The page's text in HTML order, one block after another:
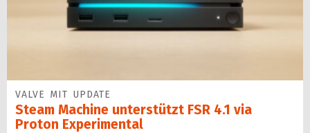
VALVE MIT UPDATE
Steam Machine unterstützt FSR 4.1 via
Proton Experimental